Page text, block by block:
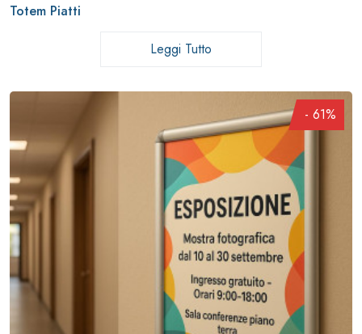
Totem Piatti
Leggi Tutto
- 61%